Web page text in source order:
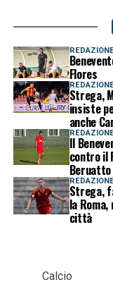
Flores
Strega,
insiste
anche
Il
contro il
Beruatto
Strega,
la
città
Calcio